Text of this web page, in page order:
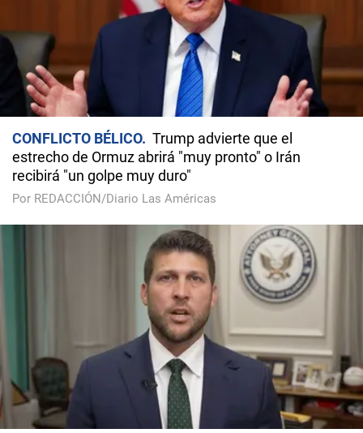
CONFLICTO BÉLICO
Trump advierte que el
estrecho de Ormuz abrirá "muy pronto" o Irán
recibirá "un golpe muy duro"
Por REDACCIÓN/Diario Las Américas